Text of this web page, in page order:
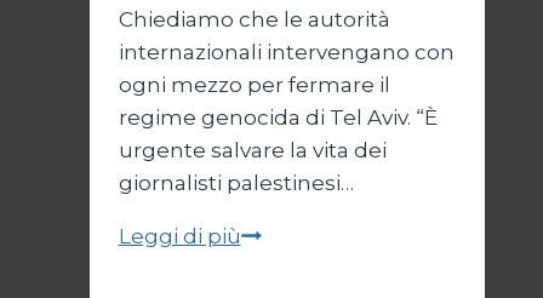
Chiediamo che le autorità
internazionali intervengano con
ogni mezzo per fermare il
regime genocida di Tel Aviv. “È
urgente salvare la vita dei
giornalisti palestinesi…
Leggi di piùGiornalisti,